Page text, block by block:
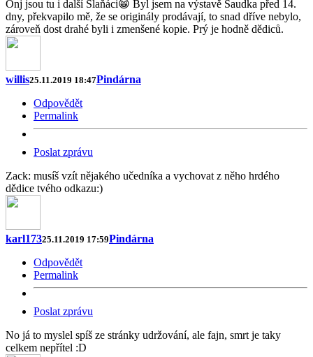
Onj jsou tu i další Slaňáci😁 Byl jsem na výstavě Saudka před 14.
dny, překvapilo mě, že se originály prodávají, to snad dříve nebylo,
zároveň dost drahé byli i zmenšené kopie. Prý je hodně dědiců.
willis25.11.2019 18:47Pindárna
Odpovědět
Permalink
Poslat zprávu
Zack: musíš vzít nějakého učedníka a vychovat z něho hrdého
dědice tvého odkazu:)
karl17325.11.2019 17:59Pindárna
Odpovědět
Permalink
Poslat zprávu
No já to myslel spíš ze stránky udržování, ale fajn, smrt je taky
celkem nepřítel :D